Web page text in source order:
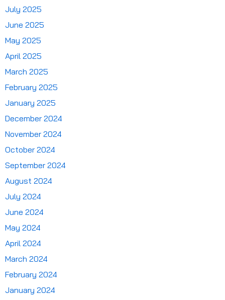
July 2025
June 2025
May 2025
April 2025
March 2025
February 2025
January 2025
December 2024
November 2024
October 2024
September 2024
August 2024
July 2024
June 2024
May 2024
April 2024
March 2024
February 2024
January 2024